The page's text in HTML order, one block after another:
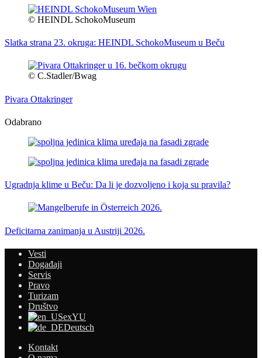
© HEINDL SchokoMuseum
Slatka strana 23. okruga: HEINDL SchokoMuseum u Beču
© C.Stadler/Bwag
Pivara Ottakringer
Odabrano
Ugradnja klime u Beču: Da li je dozvoljeno i koja su pravila?
Deficitarna zanimanja u Austriji 2026.
Vesti
Događaji
Servis
Pravo
Turizam
Društvo
exYU
Deutsch
Kontakt